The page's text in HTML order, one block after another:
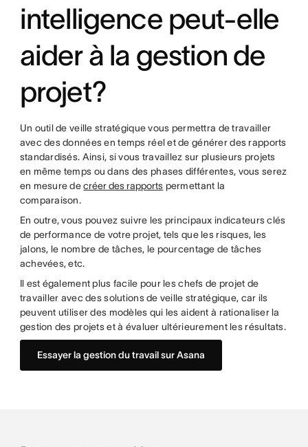
intelligence peut-elle
aider à la gestion de
projet?
Un outil de veille stratégique vous permettra de travailler
avec des données en temps réel et de générer des rapports
standardisés. Ainsi, si vous travaillez sur plusieurs projets
en même temps ou dans des phases différentes, vous serez
en mesure decréer des rapports permettant la
comparaison.
En outre, vous pouvez suivre les principaux indicateurs clés
de performance de votre projet, tels que les risques, les
jalons, le nombre de tâches, le pourcentage de tâches
achevées, etc.
Il est également plus facile pour les chefs de projet de
travailler avec des solutions de veille stratégique, car ils
peuvent utiliser des modèles qui les aident à rationaliser la
gestion des projets et à évaluer ultérieurement les résultats.
Essayer la gestion du travail sur Asana